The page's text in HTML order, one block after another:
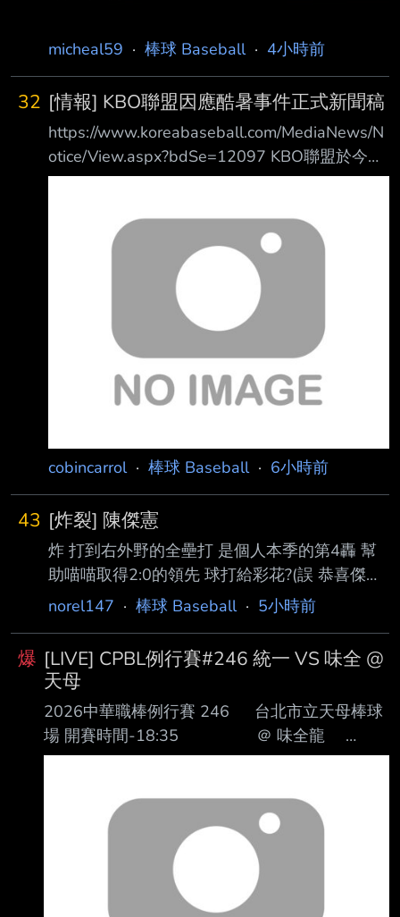
micheal59 · 棒球 Baseball· 4小時前
32 [情報] KBO聯盟因應酷暑事件正式新聞稿
https://www.koreabaseball.com/MediaNews/N
otice/View.aspx?bdSe=12097 KBO聯盟於今日
八月六日召開酷暑相關會議 以下為相關討論結
全部取消 比賽於下週二恢復進行 開賽時間除高
尺以外 全部比賽開賽時間延至1900進行(高尺除
外) 二軍比賽則可兩隊協商 日間比賽於1000開
始 夜間比賽比照一軍 有關於取消比賽 若該地區
韓國氣象廳發佈重大高溫警報 比賽將直接取消
若為鄰近地區發佈重大高溫警報 KBO
cobincarrol· 棒球 Baseball· 6小時前
43 [炸裂] 陳傑憲
炸 打到右外野的全壘打 是個人本季的第4轟 幫
助喵喵取得2:0的領先 球打給彩花?(誤 恭喜傑憲!!
--
norel147 · 棒球 Baseball· 5小時前
爆 [LIVE] CPBL例行賽#246 統一 VS 味全 @
天母
2026中華職棒例行賽 246 台北市立天母棒球
場 開賽時間-18:35 ＠ 味全龍
｜ ＣＦ 邱智呈 ＣＦ
吉撈‧鞏冠 ＬＦ 陳傑憲 １Ｂ
朱育賢 １Ｂ 林子豪 ３Ｂ 劉基
鴻 ＤＨ 朱迦恩 ２Ｂ 劉俊緯
３Ｂ 潘傑楷 ＳＳ 張政禹 ２
Ｂ 全紹凱 ＲＦ 王順和 Ｃ